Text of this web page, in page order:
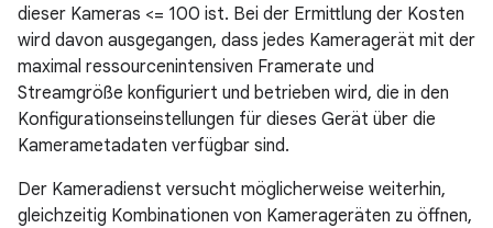
dieser Kameras <= 100 ist. Bei der Ermittlung der Kosten
wird davon ausgegangen, dass jedes Kameragerät mit der
maximal ressourcenintensiven Framerate und
Streamgröße konfiguriert und betrieben wird, die in den
Konfigurationseinstellungen für dieses Gerät über die
Kamerametadaten verfügbar sind.
Der Kameradienst versucht möglicherweise weiterhin,
gleichzeitig Kombinationen von Kamerageräten zu öffnen,